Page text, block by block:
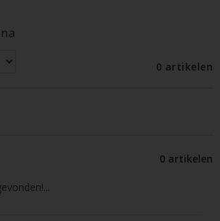
0 artikelen
0 artikelen